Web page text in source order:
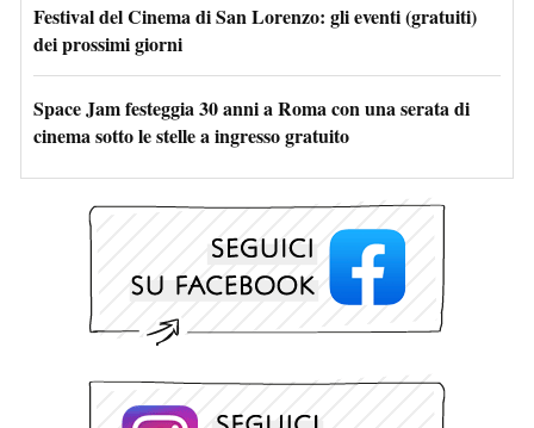
Festival del Cinema di San Lorenzo: gli eventi (gratuiti)
dei prossimi giorni
Space Jam festeggia 30 anni a Roma con una serata di
cinema sotto le stelle a ingresso gratuito